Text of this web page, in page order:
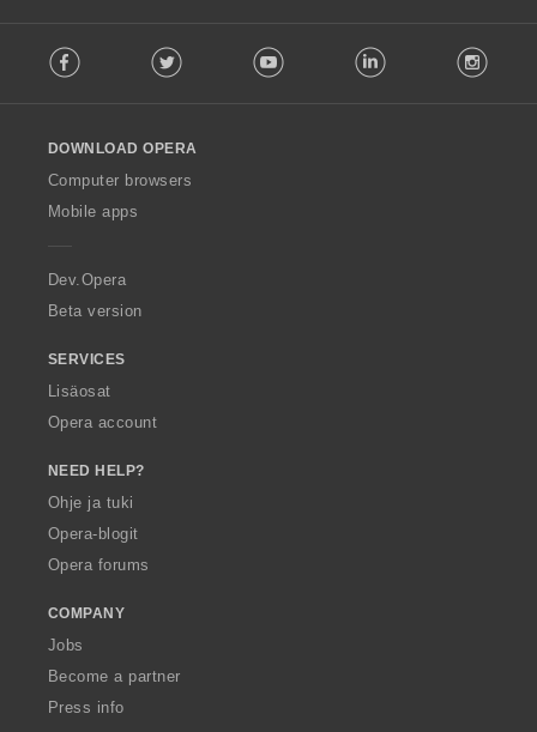
o
w
O
p
a
Facebook Twitter Youtube LinkedIn
DOWNLOAD OPERA
Computer browsers
Mobile apps
Dev.Opera
Beta version
SERVICES
Lisäosat
Opera account
NEED HELP?
Ohje ja tuki
Opera-blogit
Opera forums
COMPANY
Jobs
Become a partner
Press info